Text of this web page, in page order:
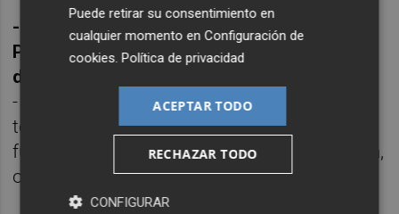
- ¿Sueña la gente ahora de otra manera?
Porque las nuevas generaciones están
desconectándose del medio.
- Es que ahora tienes más información de
todo, pero de otro tipo. Antes,
fundamentalmente la información te la daba,
o el periódico o la radio.
Puede retirar su consentimiento en
cualquier momento enConfiguración de
cookies.Política de privacidad
ACEPTAR TODO
RECHAZAR TODO
CONFIGURAR